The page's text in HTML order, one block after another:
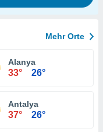
Mehr Orte
Alanya
33° 26°
Antalya
37° 26°